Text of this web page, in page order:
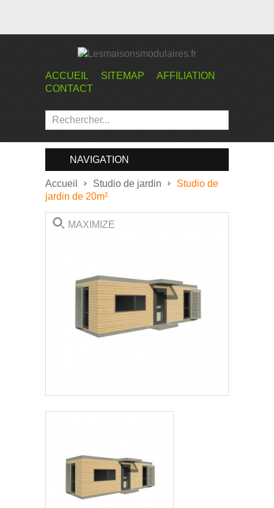
ACCUEIL SITEMAP
AFFILIATION
CONTACT
NAVIGATION
Accueil Studio de jardin
Studio de
jardin de 20m²
MAXIMIZE